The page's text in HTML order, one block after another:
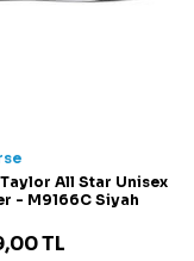
All Star Unisex
- M9166C Siyah
TL